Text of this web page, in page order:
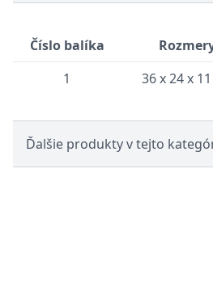
Číslo balíka
1
36 x 24 x
Ďalšie produkty v tejto